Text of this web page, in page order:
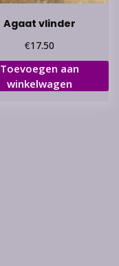
Agaat vlinder
€17.50
Toevoegen aan
winkelwagen